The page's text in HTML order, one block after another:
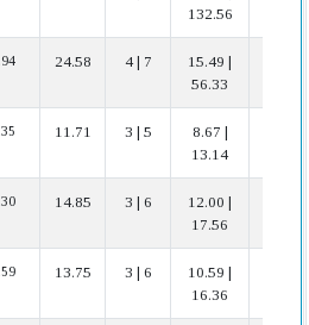
132.56
24.58 4 | 7
15.49 |
56.33
11.71 3 | 5
8.67 |
13.14
14.85 3 | 6
12.00 |
17.56
13.75 3 | 6
10.59 |
16.36